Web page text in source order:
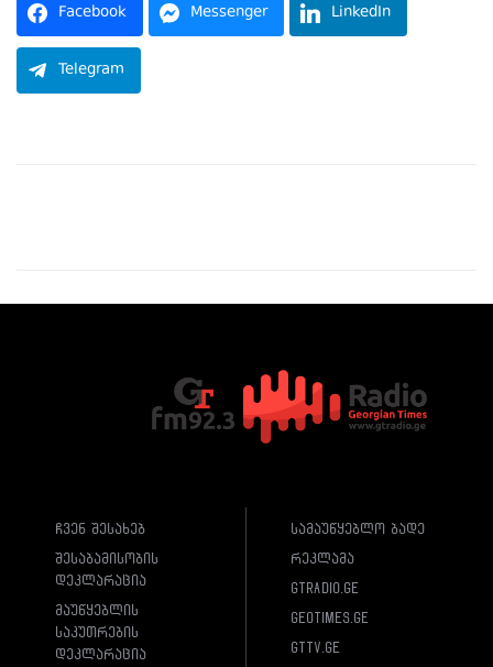
Facebook Messenger LinkedIn
Telegram
ჩვენ შესახებ
შესაბამისობის
დეკლარაცია
მაუწყებლის
საკუთრების
დეკლარაცია
სამაუწყებლო ბადე
რეკლამა
gtradio.ge
geotimes.ge
gttv.ge